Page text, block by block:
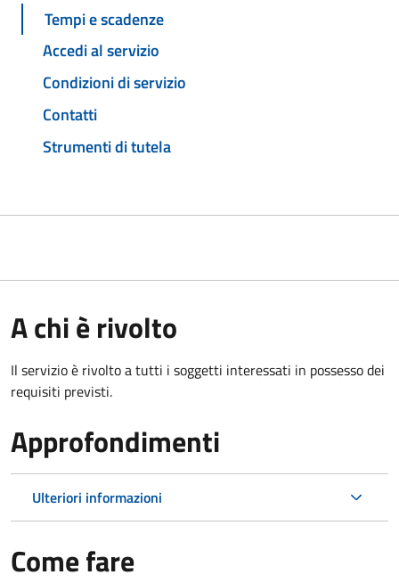
Tempi e scadenze
Accedi al servizio
Condizioni di servizio
Contatti
Strumenti di tutela
A chi è rivolto
Il servizio è rivolto a tutti i soggetti interessati in possesso dei
requisiti previsti.
Approfondimenti
Ulteriori informazioni
Come fare